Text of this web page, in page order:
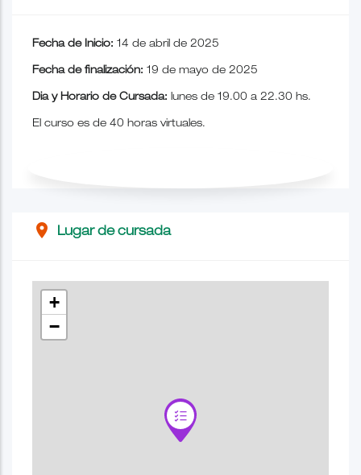
Fecha de Inicio: 14 de abril de 2025
Fecha de finalización: 19 de mayo de 2025
Dia y Horario de Cursada: lunes de 19.00 a 22.30 hs.
El curso es de 40 horas virtuales.
place Lugar de cursada
+
−